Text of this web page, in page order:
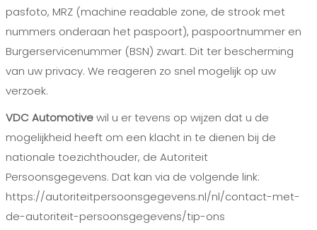
pasfoto, MRZ (machine readable zone, de strook met
nummers onderaan het paspoort), paspoortnummer en
Burgerservicenummer (BSN) zwart. Dit ter bescherming
van uw privacy. We reageren zo snel mogelijk op uw
verzoek.
VDC Automotivewil u er tevens op wijzen dat u de
mogelijkheid heeft om een klacht in te dienen bij de
nationale toezichthouder, de Autoriteit
Persoonsgegevens. Dat kan via de volgende link:
https://autoriteitpersoonsgegevens.nl/nl/contact-met-
de-autoriteit-persoonsgegevens/tip-ons